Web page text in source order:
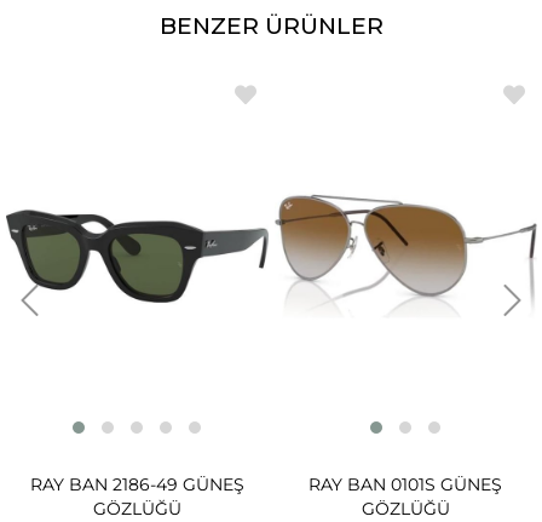
BENZER ÜRÜNLER
RAY BAN 2186-49 GÜNEŞ
GÖZLÜĞÜ
RAY BAN 0101S GÜNEŞ
GÖZLÜĞÜ